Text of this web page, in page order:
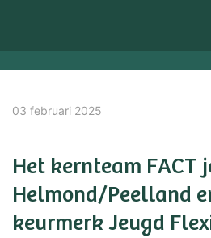
03 februari 2025
Het kernteam FACT
Helmond/Peelland
keurmerk Jeugd